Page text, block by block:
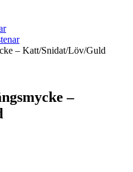
– Katt/Snidat/Löv/Guld
–